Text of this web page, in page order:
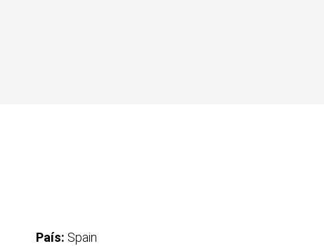
País: Spain